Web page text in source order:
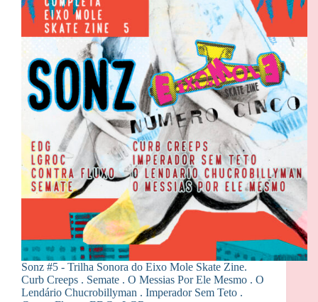
Sonz #5 - Trilha Sonora do Eixo Mole Skate Zine.
Curb Creeps . Semate . O Messias Por Ele Mesmo . O
Lendário Chucrobillyman . Imperador Sem Teto .